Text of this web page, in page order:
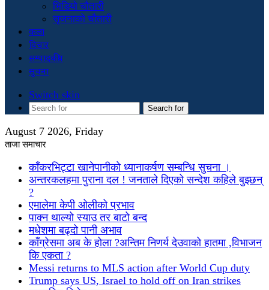
भिडियो चौतारी
सृजनाको चौतारी
कला
विचार
सम्पादकीय
सुचना
Switch skin
Search for
August 7 2026, Friday
ताजा समाचार
काँकरभिट्टा खानेपानीको ध्यानाकर्षण सम्बन्धि सुचना ।
अन्तरकलहमा पुराना दल ! जनताले दिएको सन्देश कहिले बुझ्छन्
?
एमालेमा केपी ओलीको प्रभाव
पाक्न थाल्यो स्याउ तर बाटो बन्द
मधेशमा बढ्दो पानी अभाव
काँग्रेसमा अब के होला ?अन्तिम निणर्य देउवाको हातमा ,विभाजन
कि एकता ?
Messi returns to MLS action after World Cup duty
Trump says US, Israel to hold off on Iran strikes